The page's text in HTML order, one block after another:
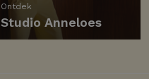
Ontdek
Studio Anneloes